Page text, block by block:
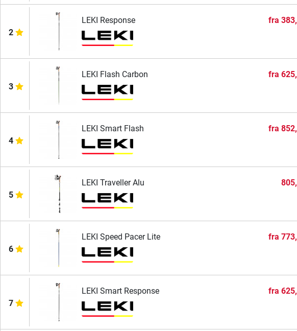
2
LEKI Response fra383,
3
LEKI Flash Carbon fra625,
4
LEKI Smart Flash fra852,
5
LEKI Traveller Alu 805,
6
LEKI Speed Pacer Lite fra773,
7
LEKI Smart Response fra625,